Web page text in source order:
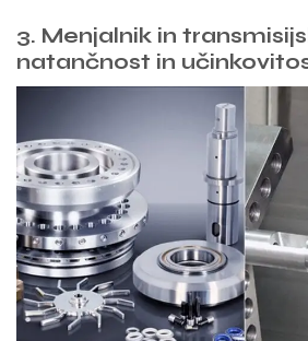
3. Menjalnik in
natančnost in